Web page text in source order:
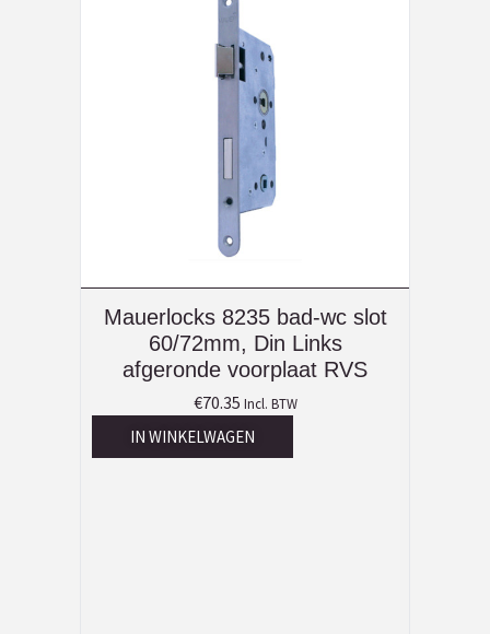
Mauerlocks 8235 bad-wc slot
60/72mm, Din Links
afgeronde voorplaat RVS
€70.35 Incl. BTW
IN WINKELWAGEN